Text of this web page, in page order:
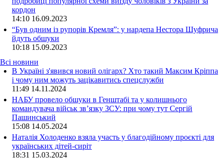
кордон
14:10 16.09.2023
“Був одним із рупорів Кремля”: у нардепа Нестора Шуфрича
йдуть обшуки
10:18 15.09.2023
Всі новини
В Україні з'явився новий олігарх? Хто такий Максим Кріппа
і чому ним можуть зацікавитись спецслужби
11:49 14.11.2024
НАБУ провело обшуки в Генштабі та у колишнього
командувача військ зв’язку ЗСУ: при чому тут Сергій
Пашинський
15:08 14.05.2024
Наталія Холоденко взяла участь у благодійному проєкті для
українських дітей-сиріт
18:31 15.03.2024